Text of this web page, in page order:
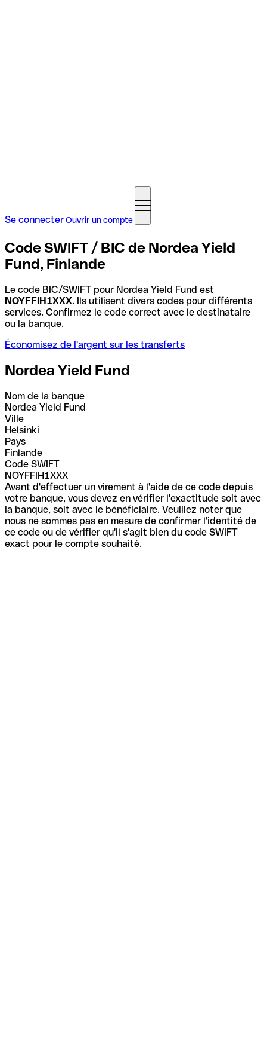
Se connecterOuvrir un compte
Code SWIFT / BIC de Nordea Yield
Fund, Finlande
Le code BIC/SWIFT pour Nordea Yield Fund est
NOYFFIH1XXX. Ils utilisent divers codes pour différents
services. Confirmez le code correct avec le destinataire
ou la banque.
Économisez de l'argent sur les transferts
Nordea Yield Fund
Nom de la banque
Nordea Yield Fund
Ville
Helsinki
Pays
Finlande
Code SWIFT
NOYFFIH1XXX
Avant d'effectuer un virement à l'aide de ce code depuis
votre banque, vous devez en vérifier l'exactitude soit avec
la banque, soit avec le bénéficiaire. Veuillez noter que
nous ne sommes pas en mesure de confirmer l'identité de
ce code ou de vérifier qu'il s'agit bien du code SWIFT
exact pour le compte souhaité.